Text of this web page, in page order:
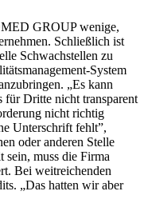
GROUP wenige,
Schließlich ist
Schwachstellen zu
System
„Es kann
für Dritte nicht transparent
nicht richtig
Unterschrift fehlt”,
oder anderen Stelle
sein, muss die Firma
Bei weitreichenden
„Das hatten wir aber